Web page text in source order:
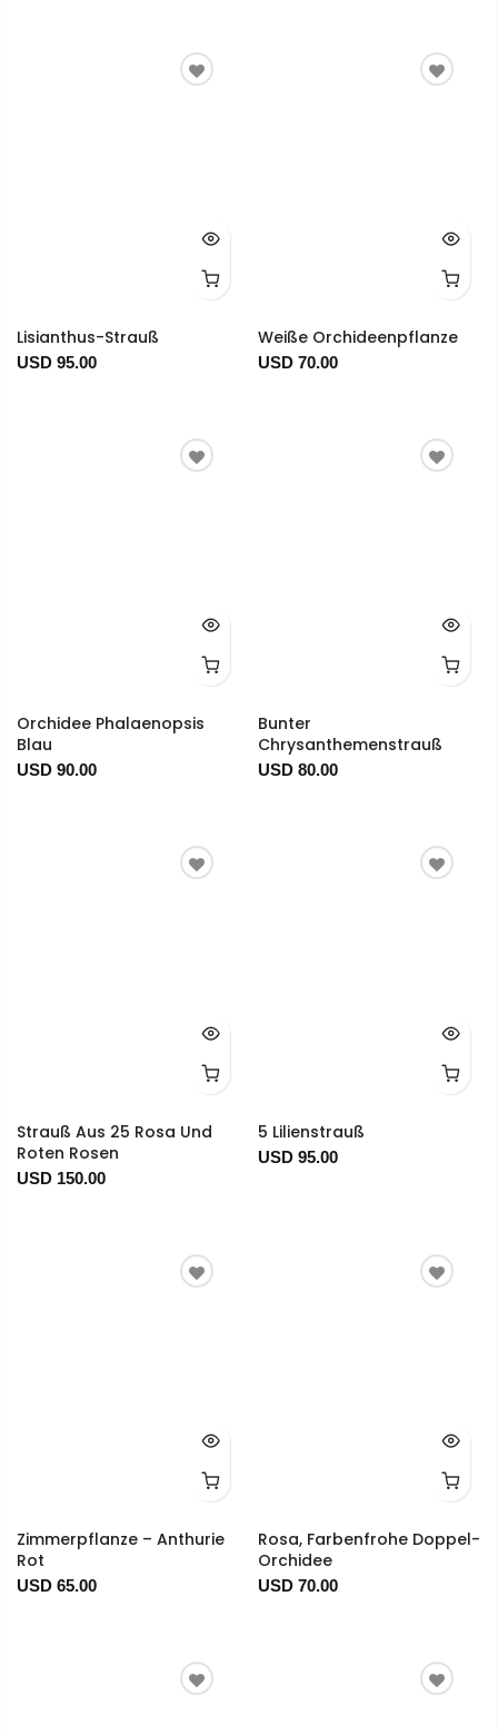
Lisianthus-Strauß
USD 95.00
Weiße Orchideenpflanze
USD 70.00
Orchidee Phalaenopsis
Blau
USD 90.00
Bunter
Chrysanthemenstrauß
USD 80.00
Strauß Aus 25 Rosa Und
Roten Rosen
USD 150.00
5 Lilienstrauß
USD 95.00
Zimmerpflanze – Anthurie
Rot
USD 65.00
Rosa, Farbenfrohe Doppel-
Orchidee
USD 70.00